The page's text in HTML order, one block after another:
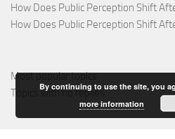
How Does Public Perception Shift
How Does Public Perception Shift
Most popular topics
Topics with no replies
By continuing to use the site, you
more information